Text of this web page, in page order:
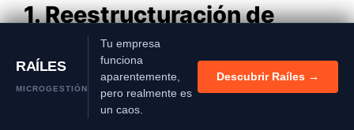
1. Reestructuración de
cartera
Permiten determinar si existen productos
actuales y/o servicios que debes potenciar o
RAÍLES
MICROGESTIÓN
Tu empresa
funciona
aparentemente,
pero realmente es
un caos.
Descubrir Raíles →